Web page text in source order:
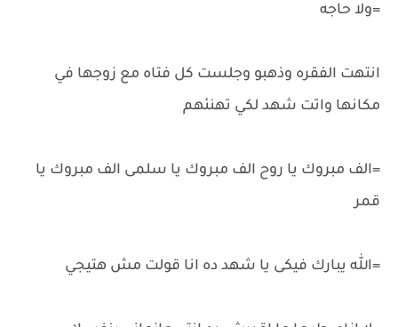
=ولا حاجه
انتهت الفقره وذهبو وجلست كل فتاه مع زوجها في
مكانها واتت شهد لكي تهنئهم
=الف مبروك يا روح الف مبروك يا سلمى الف مبروك يا
قمر
=الله يبارك فيكى يا شهد ده انا قولت مش هتيجي